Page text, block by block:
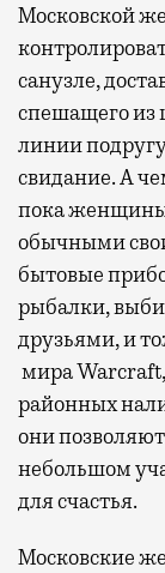
Московской
санузле,
спешащего из
линии
свидание. А
пока
обычными
бытовые
рыбалки,
друзьями, и
мира
районных
они
небольшом
для счастья.
Московские